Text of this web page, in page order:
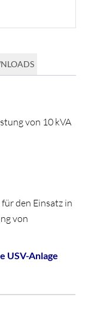
von 10 kVA
den Einsatz in
von
USV-Anlage